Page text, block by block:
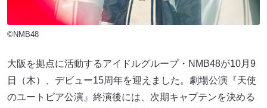
©NMB48
大阪を拠点に活動するアイドルグループ・NMB48が10月9
日（木）、デビュー15周年を迎えました。劇場公演『天使
のユートピア公演』終演後には、次期キャプテンを決める